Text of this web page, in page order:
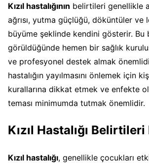
Kızıl hastalığının belirtileri genellikle
ağrısı, yutma güçlüğü, döküntüler ve
büyüme şeklinde kendini gösterir. Bu
görüldüğünde hemen bir sağlık
ve profesyonel destek almak
hastalığın yayılmasını önlemek için
kurallarına dikkat etmek ve enfekte
teması minimumda tutmak önemlidir.
Kızıl Hastalığı
Kızıl hastalığı, genellikle çocukları